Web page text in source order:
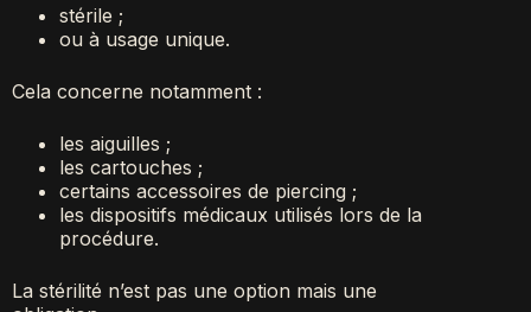
stérile ;
ou à usage unique.
Cela concerne notamment :
les aiguilles ;
les cartouches ;
certains accessoires de piercing ;
les dispositifs médicaux utilisés lors de la
procédure.
La stérilité n’est pas une option mais une